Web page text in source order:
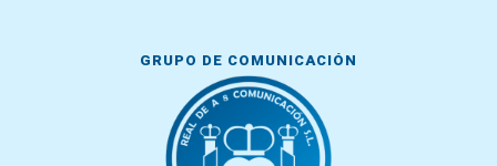
GRUPO DE COMUNICACIÓN